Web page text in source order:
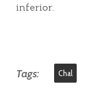
inferior.
Tags: Chal